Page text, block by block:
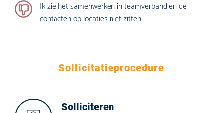
Ik zie het samenwerken in teamverband en de
contacten op locaties niet zitten.
Sollicitatieprocedure
Solliciteren